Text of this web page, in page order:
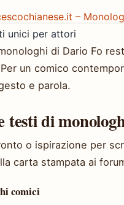
–
unici per attori
di Dario Fo
un comico
e parola.
testi di
o ispirazione per
carta stampata ai
comici